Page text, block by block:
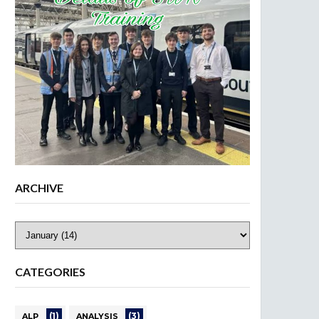
ARCHIVE
CATEGORIES
ALP (1) ANALYSIS (3)